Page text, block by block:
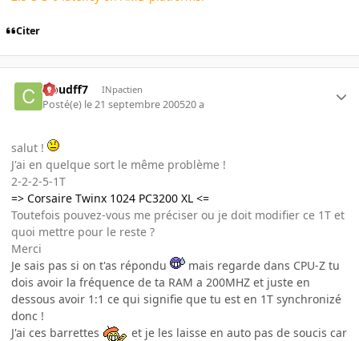
Citer
cloudff7 INpactien
Posté(e) le 21 septembre 200520 a
salut !
J'ai en quelque sort le même problème !
2-2-2-5-1T
=> Corsaire Twinx 1024 PC3200 XL <=
Toutefois pouvez-vous me préciser ou je doit modifier ce 1T et
quoi mettre pour le reste ?
Merci
Je sais pas si on t'as répondu
mais regarde dans CPU-Z tu
dois avoir la fréquence de ta RAM a 200MHZ et juste en
dessous avoir 1:1 ce qui signifie que tu est en 1T synchronizé
donc !
J'ai ces barrettes
et je les laisse en auto pas de soucis car